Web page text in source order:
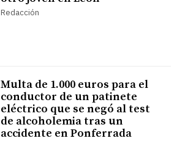
Redacción
Multa de 1.000 euros para el
conductor de un patinete
eléctrico que se negó al test
de alcoholemia tras un
accidente en Ponferrada